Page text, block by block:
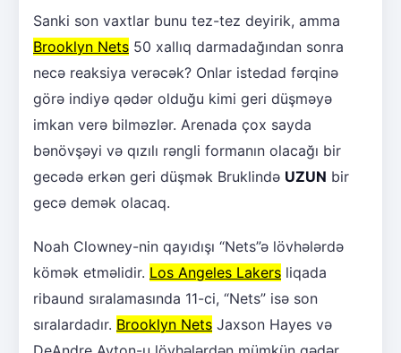
Sanki son vaxtlar bunu tez-tez deyirik, amma
Brooklyn Nets 50 xallıq darmadağından sonra
necə reaksiya verəcək? Onlar istedad fərqinə
görə indiyə qədər olduğu kimi geri düşməyə
imkan verə bilməzlər. Arenada çox sayda
bənövşəyi və qızılı rəngli formanın olacağı bir
gecədə erkən geri düşmək Bruklində UZUN bir
gecə demək olacaq.
Noah Clowney-nin qayıdışı “Nets”ə lövhələrdə
kömək etməlidir. Los Angeles Lakers liqada
ribaund sıralamasında 11-ci, “Nets” isə son
sıralardadır. Brooklyn Nets Jaxson Hayes və